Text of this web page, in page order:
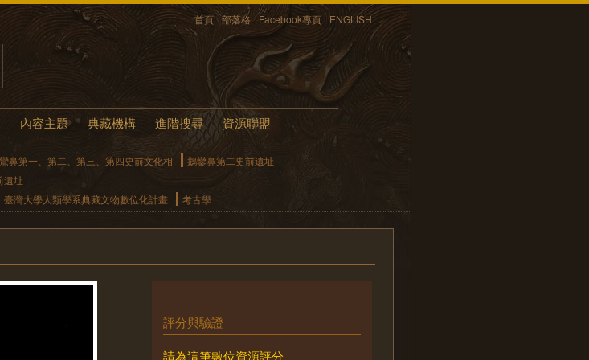
首頁 部落格 Facebook專頁 ENGLISH
內容主題 典藏機構 進階搜尋 資源聯盟
鼻第一、第二、第三、第四史前文化相
鵝鑾鼻第二史前遺址
遺址
臺灣大學人類學系典藏文物數位化計畫 考古學
評分與驗證
請為這筆數位資源評分